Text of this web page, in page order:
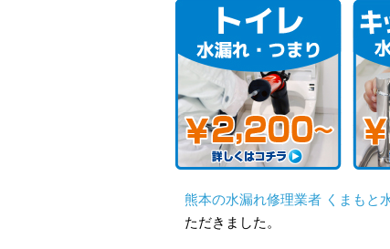
熊本の水漏れ修理業者 くまもと
ただきました。